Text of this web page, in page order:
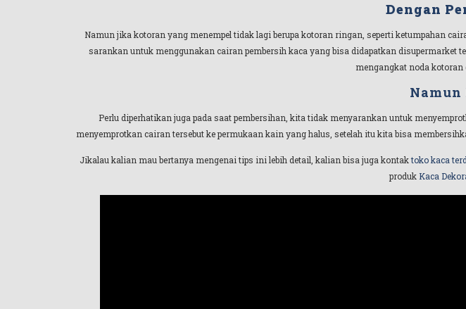
Dengan
Namun jika kotoran yang menempel tidak lagi berupa kotoran ringan, seperti ketumpahan
sarankan untuk menggunakan cairan pembersih kaca yang bisa didapatkan
mengangkat noda kotoran
Perlu diperhatikan juga pada saat pembersihan, kita tidak menyarankan untuk
menyemprotkan cairan tersebut ke permukaan kain yang halus, setelah itu kita bisa
Jikalau kalian mau bertanya mengenai tips ini lebih detail, kalian bisa juga kontaktoko kaca
produk Kaca